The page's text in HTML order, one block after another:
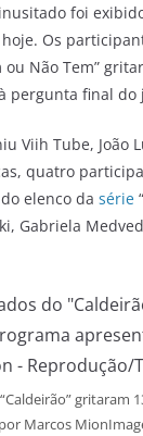
foi
hoje. Os
ou Não Tem”
pergunta final do
Viih Tube, João
quatro
elenco da série
Gabriela
gritaram
Marcos